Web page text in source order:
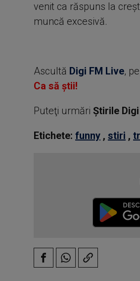
venit ca răspuns la
muncă excesivă.
Ascultă Digi FM Live,
Ca să știi!
Puteţi urmări Știrile
Etichete: funny, stiri ,